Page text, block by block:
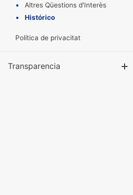
Altres Qüestions d'Interès
Histórico
Política de privacitat
Transparencia